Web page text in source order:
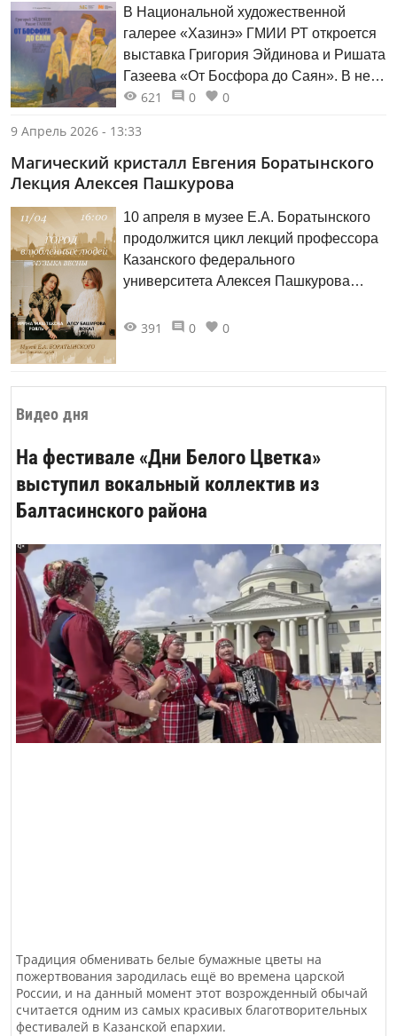
Видео дня
На фестивале «Дни Белого Цветка»
выступил вокальный коллектив из
Балтасинского района
Традиция обменивать белые бумажные цветы на
пожертвования зародилась ещё во времена царской
России, и на данный момент этот возрожденный обычай
считается одним из самых красивых благотворительных
фестивалей в Казанской епархии.
В Национальной художественной
галерее «Хазинэ» ГМИИ РТ откроется
выставка Григория Эйдинова и Ришата
Газеева «От Босфора до Саян». В нее
вошли произведения художников,
командировок в Турецкую Республику и
Республику Хакасия. Центральное
место занимают этюды, выполненные
621 0 0
9 Апрель 2026 - 13:33
Магический кристалл Евгения Боратынского
Лекция Алексея Пашкурова
10 апреля в музее Е.А. Боратынского
продолжится цикл лекций профессора
Казанского федерального
университета Алексея Пашкурова
бессмертия венок»: приглашение в
391 0 0